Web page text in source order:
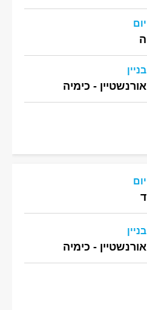
יום
ה
בניין
אורנשטיין - כימיה
יום
ד
בניין
אורנשטיין - כימיה